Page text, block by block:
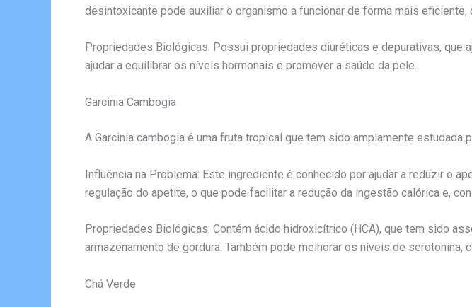
desintoxicante pode auxiliar o organismo a funcionar de forma mais eficiente,
Propriedades Biológicas: Possui propriedades diuréticas e depurativas,
ajudar a equilibrar os níveis hormonais e promover a saúde da pele.
Garcinia Cambogia
A Garcinia cambogia é uma fruta tropical que tem sido amplamente
Influência na Problema: Este ingrediente é conhecido por ajudar a reduzir o
regulação do apetite, o que pode facilitar a redução da ingestão calórica e,
Propriedades Biológicas: Contém ácido hidroxicítrico (HCA), que tem sido
armazenamento de gordura. Também pode melhorar os níveis de
Chá Verde